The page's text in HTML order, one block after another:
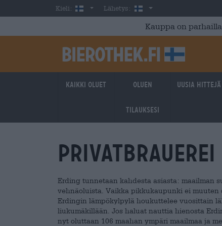
Skip to main content
Kieli: FinnishLähetys: Suomi
Kauppa on
Kaikki oluet Oluen
tilauksesi
Uusia hittejä
Privatbrauerei
Erding tunnetaan kahdesta asiasta: maailman
vehnäoluista. Vaikka pikkukaupunki ei
Erdingin lämpökylpylä houkuttelee vuosittain
liukumäkillään. Jos haluat nauttia hienosta
nyt oluttaan 106 maahan ympäri maailmaa ja